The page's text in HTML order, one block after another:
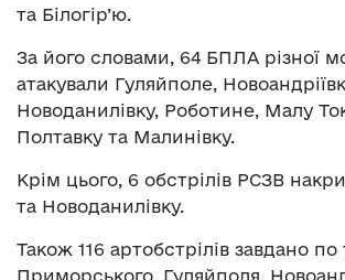
та Білогір’ю.
За його словами, 64 БПЛА різної
атакували Гуляйполе,
Новоданилівку, Роботине, Малу
Полтавку та Малинівку.
Крім цього, 6 обстрілів РСЗВ
та Новоданилівку.
Також 116 артобстрілів завдано по
Приморського, Гуляйполя,